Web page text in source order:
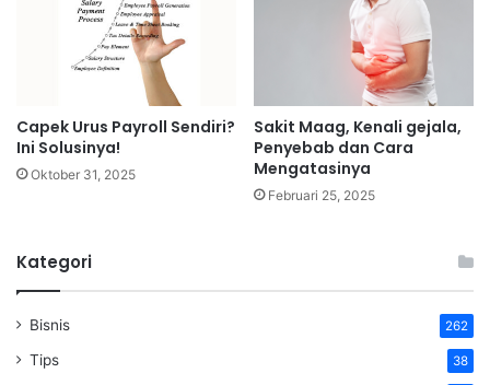
Capek Urus Payroll Sendiri?
Ini Solusinya!
Oktober 31, 2025
Sakit Maag, Kenali gejala,
Penyebab dan Cara
Mengatasinya
Februari 25, 2025
Kategori
Bisnis 262
Tips 38